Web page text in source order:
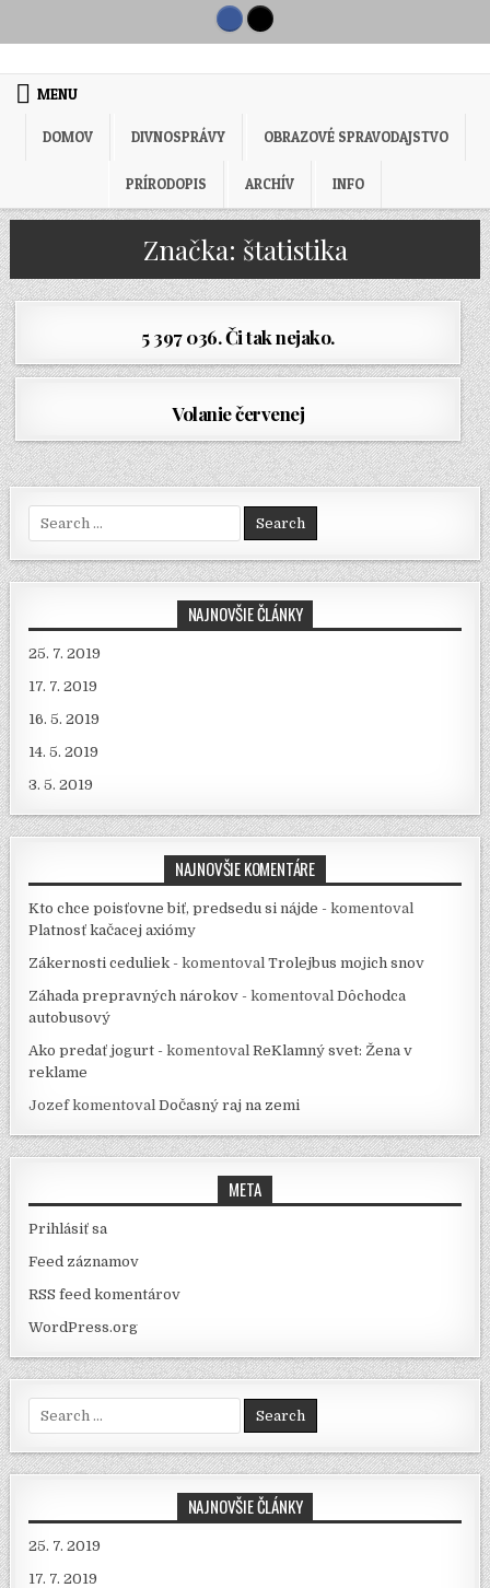
MENU
DOMOV DIVNOSPRÁVY OBRAZOVÉ SPRAVODAJSTVO
PRÍRODOPIS ARCHÍV INFO
Značka: štatistika
5 397 036. Či tak nejako.
Volanie červenej
Search for:
NAJNOVŠIE ČLÁNKY
25. 7. 2019
17. 7. 2019
16. 5. 2019
14. 5. 2019
3. 5. 2019
NAJNOVŠIE KOMENTÁRE
Kto chce poisťovne biť, predsedu si nájde - komentoval
Platnosť kačacej axiómy
Zákernosti ceduliek - komentovalTrolejbus mojich snov
Záhada prepravných nárokov - komentovalDôchodca
autobusový
Ako predať jogurt - komentovalReKlamný svet: Žena v
reklame
JozefkomentovalDočasný raj na zemi
META
Prihlásiť sa
Feed záznamov
RSS feed komentárov
WordPress.org
Search for:
NAJNOVŠIE ČLÁNKY
25. 7. 2019
17. 7. 2019